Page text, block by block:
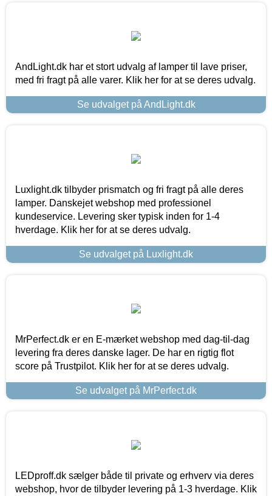
AndLight.dk har et stort udvalg af lamper til lave priser,
med fri fragt på alle varer. Klik her for at se deres udvalg.
Se udvalget på AndLight.dk
Luxlight.dk tilbyder prismatch og fri fragt på alle deres
lamper. Danskejet webshop med professionel
kundeservice. Levering sker typisk inden for 1-4
hverdage. Klik her for at se deres udvalg.
Se udvalget på Luxlight.dk
MrPerfect.dk er en E-mærket webshop med dag-til-dag
levering fra deres danske lager. De har en rigtig flot
score på Trustpilot. Klik her for at se deres udvalg.
Se udvalget på MrPerfect.dk
LEDproff.dk sælger både til private og erhverv via deres
webshop, hvor de tilbyder levering på 1-3 hverdage. Klik